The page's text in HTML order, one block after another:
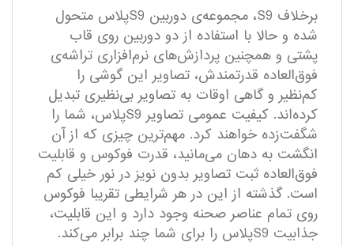
برخلاف S9، مجموعه‌­ی دوربین S9پلاس متحول
شده و حالا با استفاده از دو دوربین روی قاب
پشتی و همچنین پردازش‌های نرم‌افزاری تراشه‌ی
فوق‌العاده قدرتمندش، تصاویر این گوشی را
کم‌نظیر و گاهی اوقات به تصاویر بی‌نظیری تبدیل
کرده‌اند. کیفیت عمومی تصاویر S9پلاس، شما را
شگفت‌زده خواهند کرد. مهم‌ترین چیزی که از آن
انگشت به دهان می‌مانید، قدرت فوکوس و قابلیت
فوق‌العاده ثبت تصاویر بدون نویز در نور خیلی کم
است. گذشته از این در هر شرایطی تقریبا فوکوس
روی تمام عناصر صحنه وجود دارد و این قابلیت،
جذابیت S9پلاس را برای شما چند برابر می‌کند.